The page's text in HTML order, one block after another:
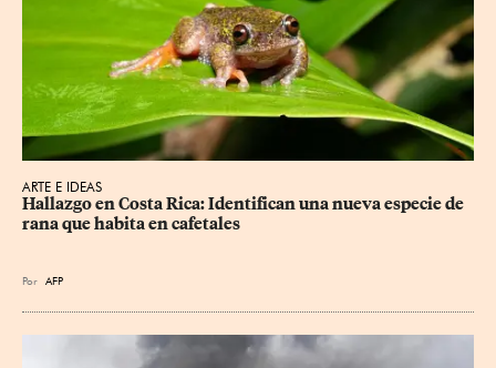
ARTE E IDEAS
Hallazgo en Costa Rica: Identifican una nueva especie de
rana que habita en cafetales
Por AFP